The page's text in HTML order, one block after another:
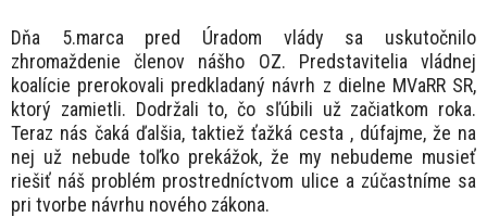
Dňa 5.marca pred Úradom vlády sa uskutočnilo
zhromaždenie členov nášho OZ. Predstavitelia vládnej
koalície prerokovali predkladaný návrh z dielne MVaRR SR,
ktorý zamietli. Dodržali to, čo sľúbili už začiatkom roka.
Teraz nás čaká ďalšia, taktiež ťažká cesta , dúfajme, že na
nej už nebude toľko prekážok, že my nebudeme musieť
riešiť náš problém prostredníctvom ulice a zúčastníme sa
pri tvorbe návrhu nového zákona.